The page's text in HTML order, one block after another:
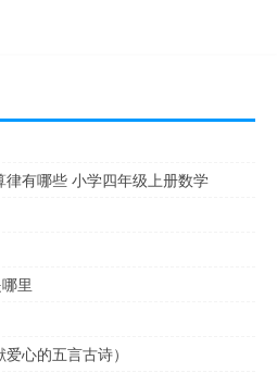
有哪些 小学四年级上册数学
里
心的五言古诗）